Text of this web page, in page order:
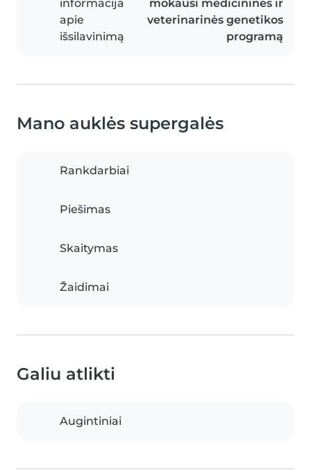
informacija
apie
išsilavinimą
mokausi medicininės ir
veterinarinės genetikos
programą
Mano auklės supergalės
Rankdarbiai
Piešimas
Skaitymas
Žaidimai
Galiu atlikti
Augintiniai